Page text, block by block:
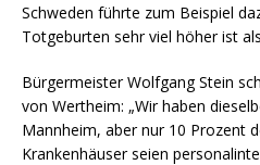
Schweden führte zum Beispiel
Totgeburten sehr viel höher ist
Bürgermeister Wolfgang Stein
von Wertheim: „Wir haben
Mannheim, aber nur 10 Prozent
Krankenhäuser seien